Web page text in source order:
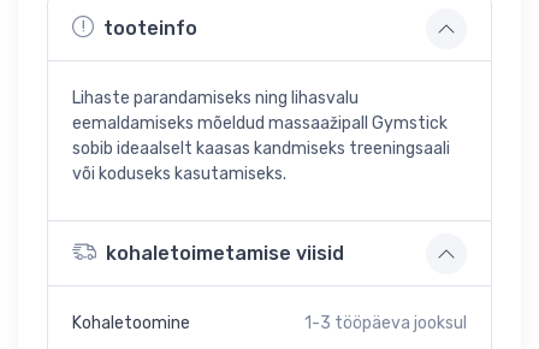
tooteinfo
Lihaste parandamiseks ning lihasvalu
eemaldamiseks mõeldud massaažipall Gymstick
sobib ideaalselt kaasas kandmiseks treeningsaali
või koduseks kasutamiseks.
kohaletoimetamise viisid
Kohaletoomine 1-3 tööpäeva jooksul